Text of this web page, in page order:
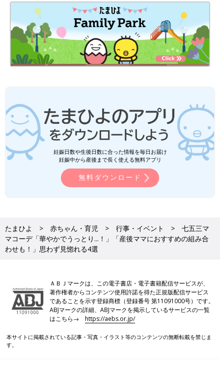
妊娠日数や生後日数に合った情報を毎日お届け
妊娠中から産後まで長く使える無料アプリ
無料ダウンロード
たまひよ 赤ちゃん・育児 行事・イベント
七五三マ
マコーデ「華やかでうっとり...！」「産後ママにおすすめの組み合
わせも！」思わず見惚れる4選
ＡＢＪマークは、この電子書店・電子書籍配信サービスが、
著作権者からコンテンツ使用許諾を得た正規版配信サービス
であることを示す登録商標（登録番号 第11091000号）です。
ABJマークの詳細、ABJマークを掲示しているサービスの一覧
はこちら→https://aebs.or.jp/
本サイトに掲載されている記事・写真・イラスト等のコンテンツの無断転載を禁じま
す。